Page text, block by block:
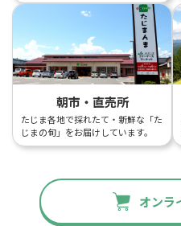
朝市・直売所
たじま各地で採れたて・新鮮な「た
じまの旬」をお届けしています。
オンラ